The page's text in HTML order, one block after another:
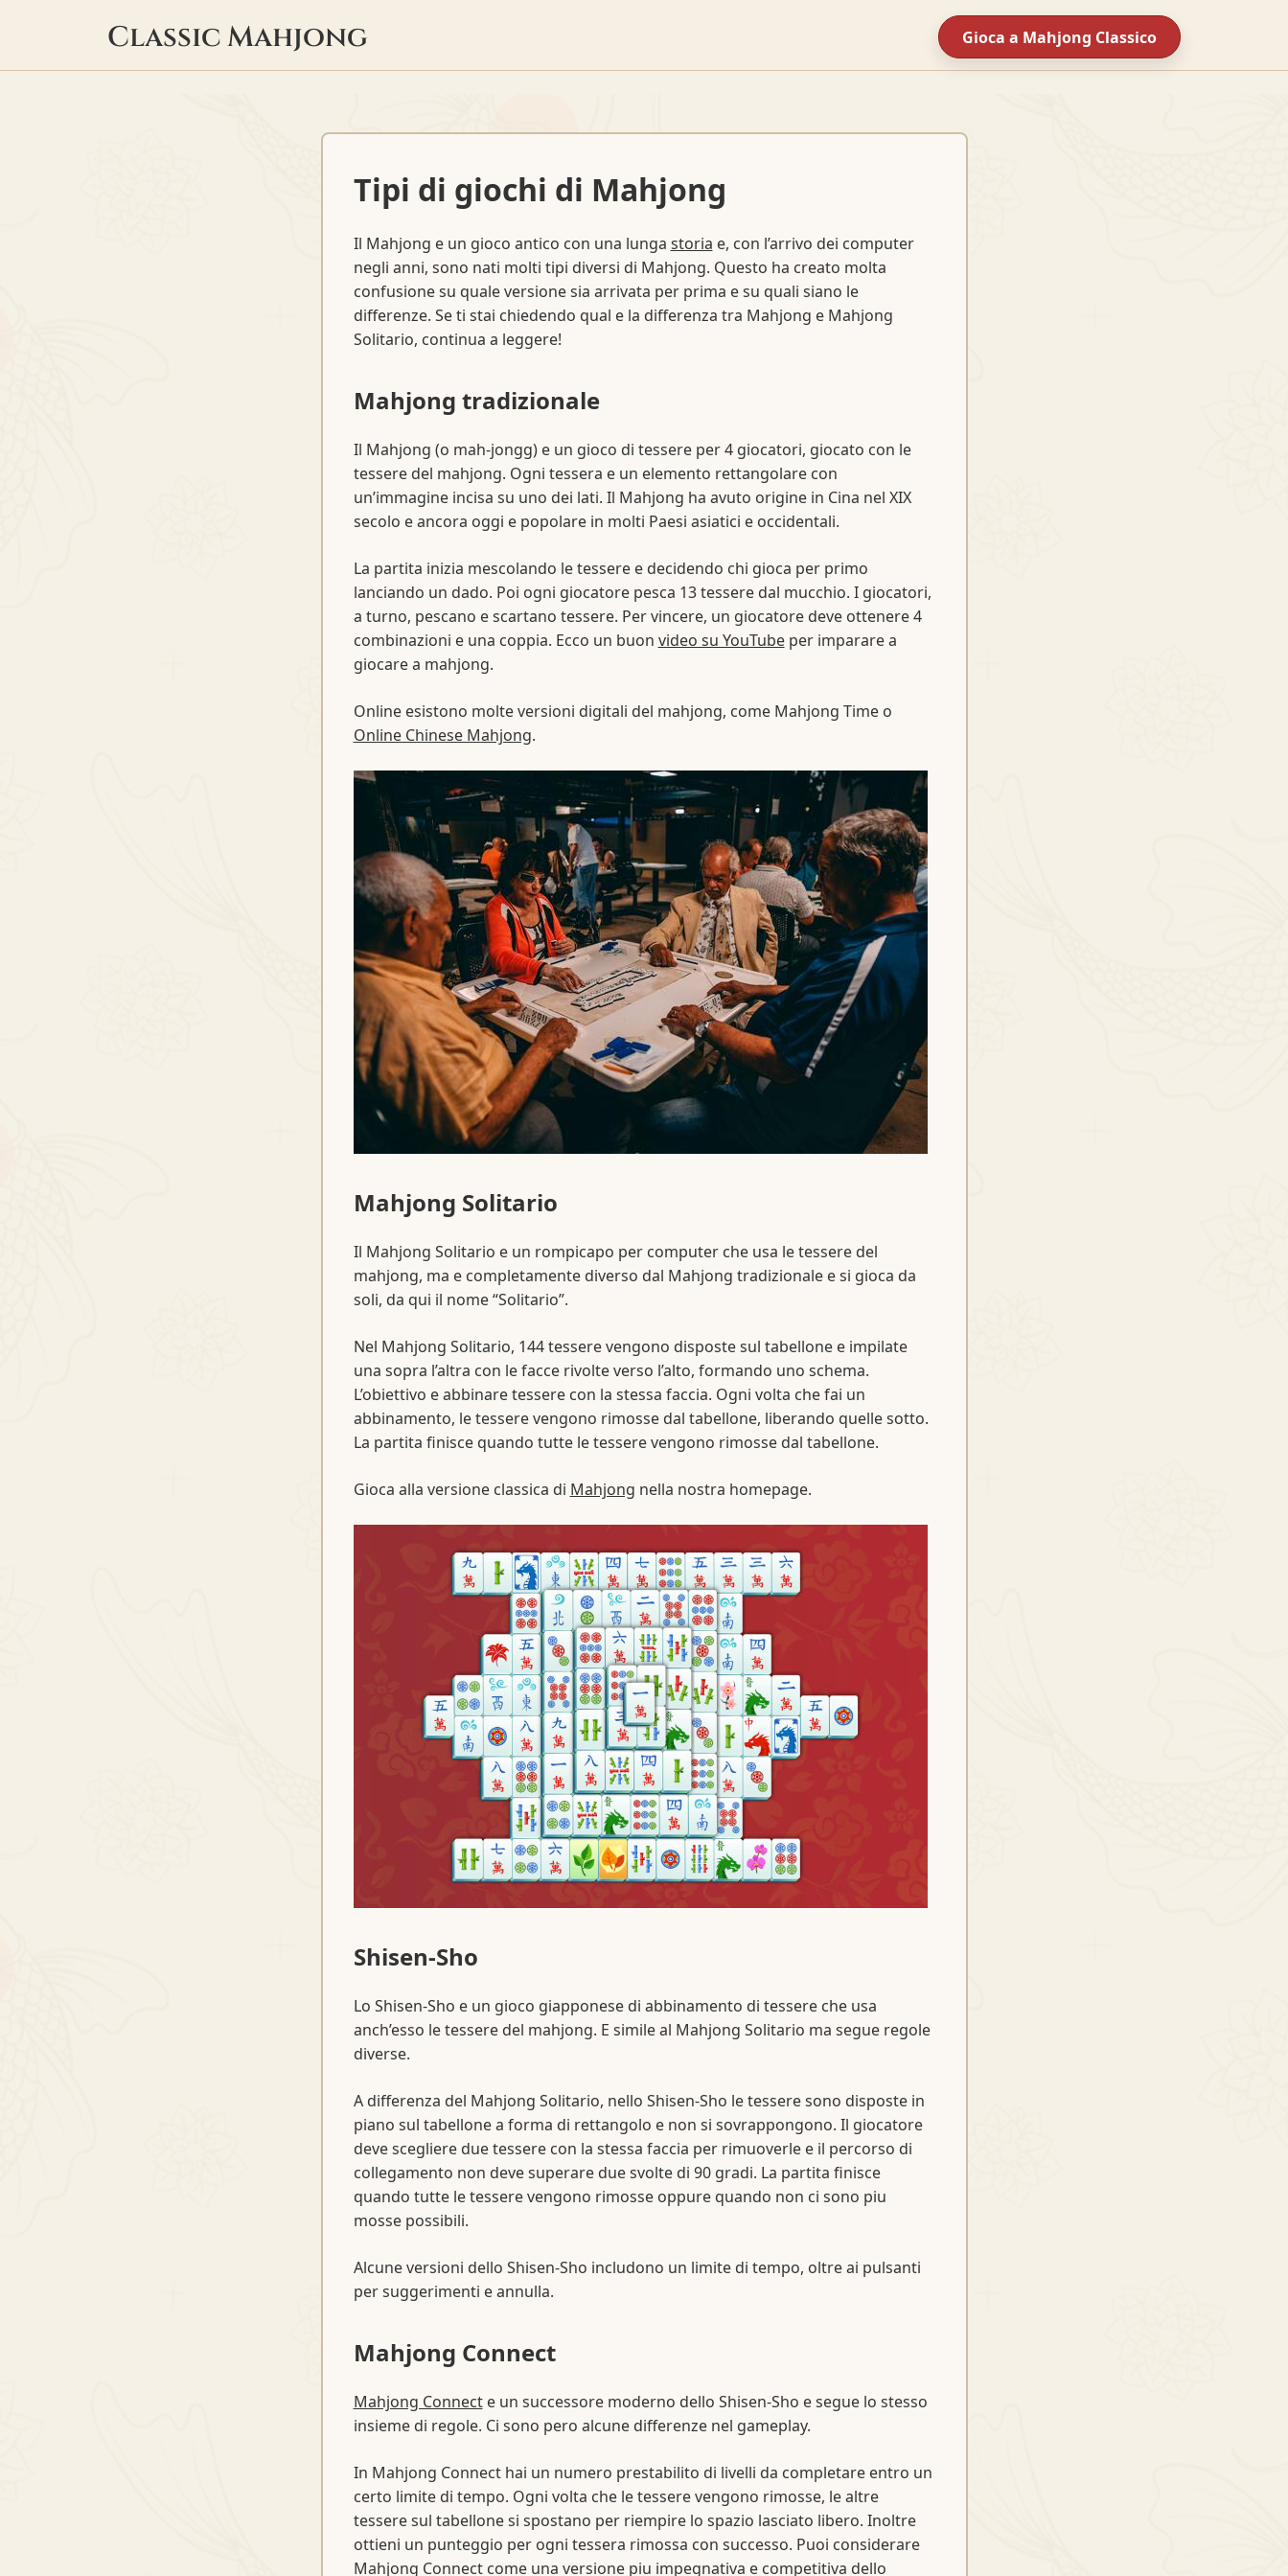
Classic Mahjong Gioca a Mahjong Classico
Tipi di giochi di Mahjong
Il Mahjong e un gioco antico con una lunga storia e, con l’arrivo dei computer
negli anni, sono nati molti tipi diversi di Mahjong. Questo ha creato molta
confusione su quale versione sia arrivata per prima e su quali siano le
differenze. Se ti stai chiedendo qual e la differenza tra Mahjong e Mahjong
Solitario, continua a leggere!
Mahjong tradizionale
Il Mahjong (o mah-jongg) e un gioco di tessere per 4 giocatori, giocato con le
tessere del mahjong. Ogni tessera e un elemento rettangolare con
un’immagine incisa su uno dei lati. Il Mahjong ha avuto origine in Cina nel XIX
secolo e ancora oggi e popolare in molti Paesi asiatici e occidentali.
La partita inizia mescolando le tessere e decidendo chi gioca per primo
lanciando un dado. Poi ogni giocatore pesca 13 tessere dal mucchio. I giocatori,
a turno, pescano e scartano tessere. Per vincere, un giocatore deve ottenere 4
combinazioni e una coppia. Ecco un buon video su YouTubeper imparare a
giocare a mahjong.
Online esistono molte versioni digitali del mahjong, come Mahjong Time o
Online Chinese Mahjong.
Mahjong Solitario
Il Mahjong Solitario e un rompicapo per computer che usa le tessere del
mahjong, ma e completamente diverso dal Mahjong tradizionale e si gioca da
soli, da qui il nome “Solitario”.
Nel Mahjong Solitario, 144 tessere vengono disposte sul tabellone e impilate
una sopra l’altra con le facce rivolte verso l’alto, formando uno schema.
L’obiettivo e abbinare tessere con la stessa faccia. Ogni volta che fai un
abbinamento, le tessere vengono rimosse dal tabellone, liberando quelle sotto.
La partita finisce quando tutte le tessere vengono rimosse dal tabellone.
Gioca alla versione classica di Mahjong nella nostra homepage.
Shisen-Sho
Lo Shisen-Sho e un gioco giapponese di abbinamento di tessere che usa
anch’esso le tessere del mahjong. E simile al Mahjong Solitario ma segue regole
diverse.
A differenza del Mahjong Solitario, nello Shisen-Sho le tessere sono disposte in
piano sul tabellone a forma di rettangolo e non si sovrappongono. Il giocatore
deve scegliere due tessere con la stessa faccia per rimuoverle e il percorso di
collegamento non deve superare due svolte di 90 gradi. La partita finisce
quando tutte le tessere vengono rimosse oppure quando non ci sono piu
mosse possibili.
Alcune versioni dello Shisen-Sho includono un limite di tempo, oltre ai pulsanti
per suggerimenti e annulla.
Mahjong Connect
Mahjong Connecte un successore moderno dello Shisen-Sho e segue lo stesso
insieme di regole. Ci sono pero alcune differenze nel gameplay.
In Mahjong Connect hai un numero prestabilito di livelli da completare entro un
certo limite di tempo. Ogni volta che le tessere vengono rimosse, le altre
tessere sul tabellone si spostano per riempire lo spazio lasciato libero. Inoltre
ottieni un punteggio per ogni tessera rimossa con successo. Puoi considerare
Mahjong Connect come una versione piu impegnativa e competitiva dello